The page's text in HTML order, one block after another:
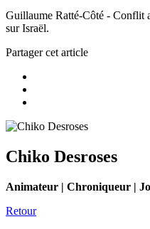
Guillaume Ratté-Côté - Conflit
sur Israël.
Partager cet article
Chiko Desroses
Animateur | Chroniqueur |
Retour